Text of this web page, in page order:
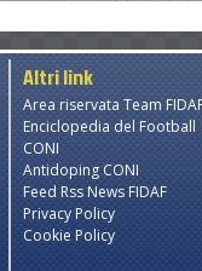
Altri link
Area riservata Team
Enciclopedia del Football
CONI
Antidoping CONI
Feed Rss News FIDAF
Privacy Policy
Cookie Policy